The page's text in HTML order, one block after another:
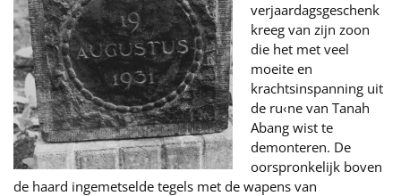
verjaardagsgeschenk
kreeg van zijn zoon
die het met veel
moeite en
krachtsinspanning uit
de ru‹ne van Tanah
Abang wist te
demonteren. De
oorspronkelijk boven
de haard ingemetselde tegels met de wapens van